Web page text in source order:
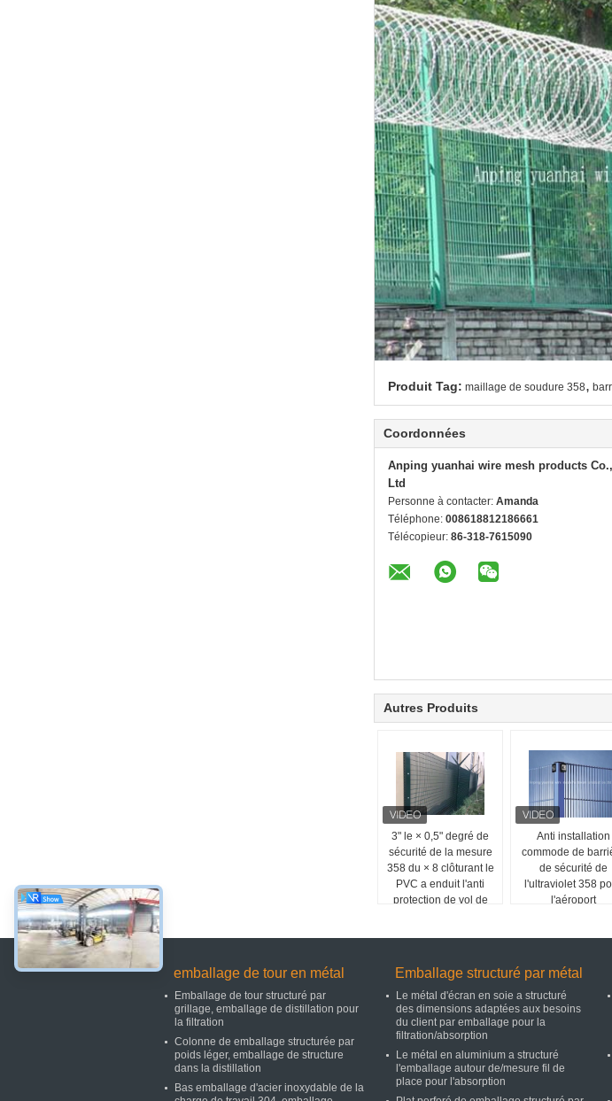
Produit Tag: maillage de soudure 358,
Coordonnées
Anping yuanhai wire mesh products Co.,
Ltd
Personne à contacter: Amanda
Téléphone: 008618812186661
Télécopieur: 86-318-7615090
Autres Produits
3" le × 0,5" degré de
sécurité de la mesure
358 du × 8 clôturant le
PVC a enduit l'anti
protection de vol de
Anti installation
commode de
de sécurité de
l'ultraviolet 358
l'aéroport
emballage de tour en métal
Emballage de tour structuré par
grillage, emballage de distillation pour
la filtration
Colonne de emballage structurée par
poids léger, emballage de structure
dans la distillation
Bas emballage d'acier inoxydable de la
Emballage structuré par métal
Le métal d'écran en soie a structuré
des dimensions adaptées aux besoins
du client par emballage pour la
filtration/absorption
Le métal en aluminium a structuré
l'emballage autour de/mesure fil de
place pour l'absorption